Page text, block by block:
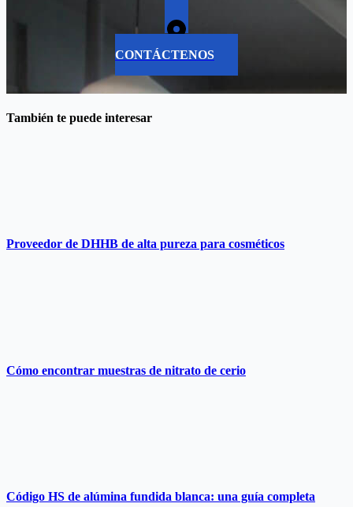
CONTÁCTENOS
También te puede interesar
Proveedor de DHHB de alta pureza para cosméticos
Cómo encontrar muestras de nitrato de cerio
Código HS de alúmina fundida blanca: una guía completa